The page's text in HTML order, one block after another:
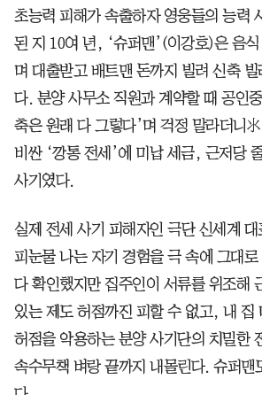
초능력 피해가 속출하자 영웅들의 능력
된 지 10여 년, ‘슈퍼맨’(이강호)은 음
며 대출받고 배트맨 돈까지 빌려 신축
다. 분양 사무소 직원과 계약할 때 공인
축은 원래 다 그렇다’며 걱정 말라더니
비싼 ‘깡통 전세’에 미납 세금, 근저당
사기였다.
실제 전세 사기 피해자인 극단 신세계
피눈물 나는 자기 경험을 극 속에 그대
다 확인했지만 집주인이 서류를 위조해
있는 제도 허점까진 피할 수 없고, 내 집
허점을 악용하는 분양 사기단의 치밀한
속수무책 벼랑 끝까지 내몰린다. 슈퍼맨